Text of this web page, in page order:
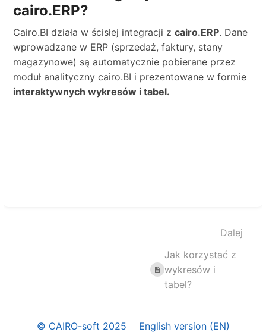
cairo.ERP?
Cairo.BI działa w ścisłej integracji z cairo.ERP. Dane
wprowadzane w ERP (sprzedaż, faktury, stany
magazynowe) są automatycznie pobierane przez
moduł analityczny cairo.BI i prezentowane w formie
interaktywnych wykresów i tabel.
Dalej
Jak korzystać z
wykresów i
tabel?
© CAIRO-soft 2025 English version (EN)